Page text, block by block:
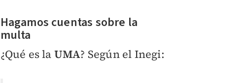
Hagamos cuentas sobre la
multa
¿Qué es la UMA? Según el Inegi: